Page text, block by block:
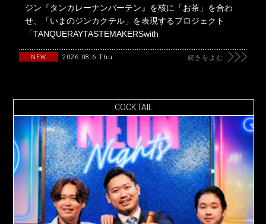
ジン『タンカレーナンバーテン』を核に「お茶」を合わ
せ、「いまのジンカクテル」を表現するプロジェクト
「TANQUERAYTASTEMAKERSwith
NEW 2026.08.6 Thu 続きをよむ
COCKTAIL